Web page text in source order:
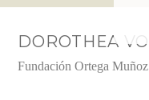
DOROTHEA
Fundación Ortega Muñoz